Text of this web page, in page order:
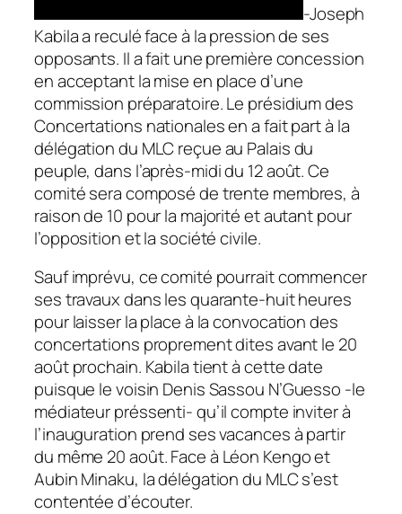
-Joseph
Kabila a reculé face à la pression de ses
opposants. Il a fait une première concession
en acceptant la mise en place d’une
commission préparatoire. Le présidium des
Concertations nationales en a fait part à la
délégation du MLC reçue au Palais du
peuple, dans l’après-midi du 12 août. Ce
comité sera composé de trente membres, à
raison de 10 pour la majorité et autant pour
l’opposition et la société civile.
Sauf imprévu, ce comité pourrait commencer
ses travaux dans les quarante-huit heures
pour laisser la place à la convocation des
concertations proprement dites avant le 20
août prochain. Kabila tient à cette date
puisque le voisin Denis Sassou N’Guesso -le
médiateur préssenti- qu’il compte inviter à
l’inauguration prend ses vacances à partir
du même 20 août. Face à Léon Kengo et
Aubin Minaku, la délégation du MLC s’est
contentée d’écouter.